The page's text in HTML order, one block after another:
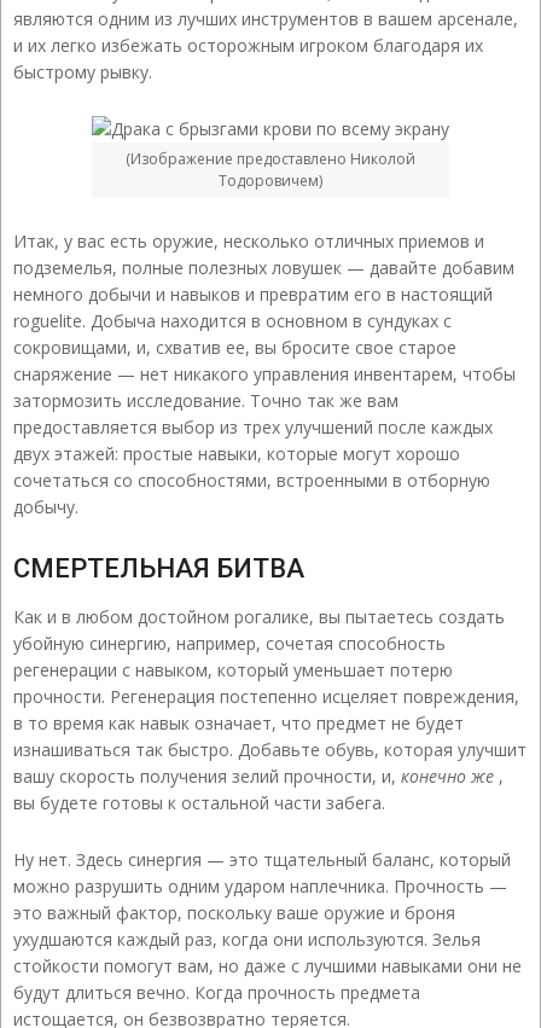
являются одним из лучших инструментов в вашем арсенале,
и их легко избежать осторожным игроком благодаря их
быстрому рывку.
(Изображение предоставлено Николой
Тодоровичем)
Итак, у вас есть оружие, несколько отличных приемов и
подземелья, полные полезных ловушек — давайте добавим
немного добычи и навыков и превратим его в настоящий
roguelite. Добыча находится в основном в сундуках с
сокровищами, и, схватив ее, вы бросите свое старое
снаряжение — нет никакого управления инвентарем, чтобы
затормозить исследование. Точно так же вам
предоставляется выбор из трех улучшений после каждых
двух этажей: простые навыки, которые могут хорошо
сочетаться со способностями, встроенными в отборную
добычу.
СМЕРТЕЛЬНАЯ БИТВА
Как и в любом достойном рогалике, вы пытаетесь создать
убойную синергию, например, сочетая способность
регенерации с навыком, который уменьшает потерю
прочности. Регенерация постепенно исцеляет повреждения,
в то время как навык означает, что предмет не будет
изнашиваться так быстро. Добавьте обувь, которая улучшит
вашу скорость получения зелий прочности, и, конечно же ,
вы будете готовы к остальной части забега.
Ну нет. Здесь синергия — это тщательный баланс, который
можно разрушить одним ударом наплечника. Прочность —
это важный фактор, поскольку ваше оружие и броня
ухудшаются каждый раз, когда они используются. Зелья
стойкости помогут вам, но даже с лучшими навыками они не
будут длиться вечно. Когда прочность предмета
истощается, он безвозвратно теряется.